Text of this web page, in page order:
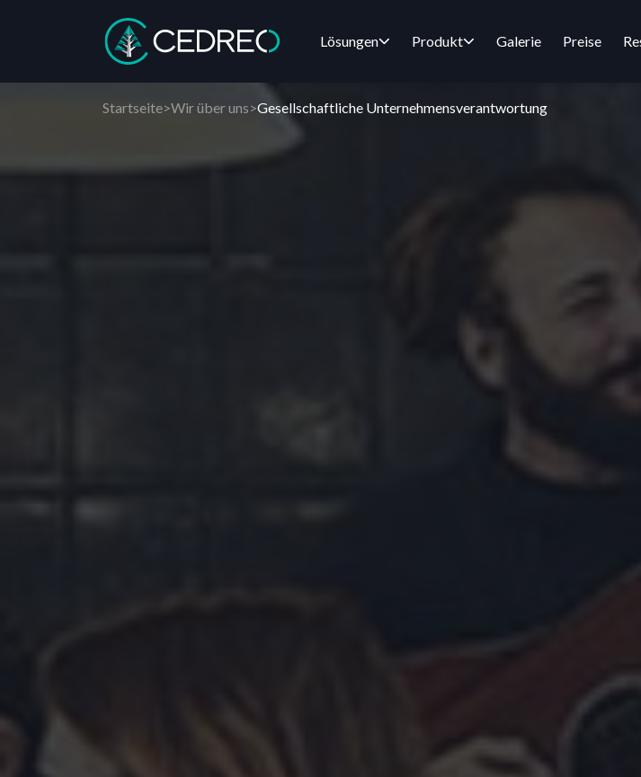
Lösungen Produkt Galerie Preise
Startseite>Wir über uns>Gesellschaftliche Unternehmensverantwortung